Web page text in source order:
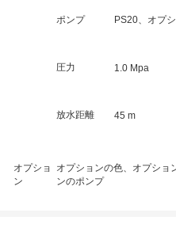
ポンプ PS20、オプ
圧力 1.0 Mpa
放水距離 45 m
オプショ
ン
オプションの色、オプショ
ンのポンプ